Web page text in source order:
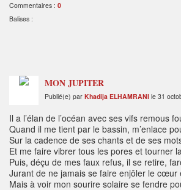
Commentaires : 0
Balises :
MON JUPITER
Publié(e) par Khadija ELHAMRANI le 31
Il a l’élan de l’océan avec ses vifs remous
Quand il me tient par le bassin, m’enlace
Sur la cadence de ses chants et de ses
Et me faire vibrer tous les pores et tourner
Puis, déçu de mes faux refus, il se retire,
Jurant de ne jamais se faire enjôler le cœur
Mais à voir mon sourire solaire se fendre